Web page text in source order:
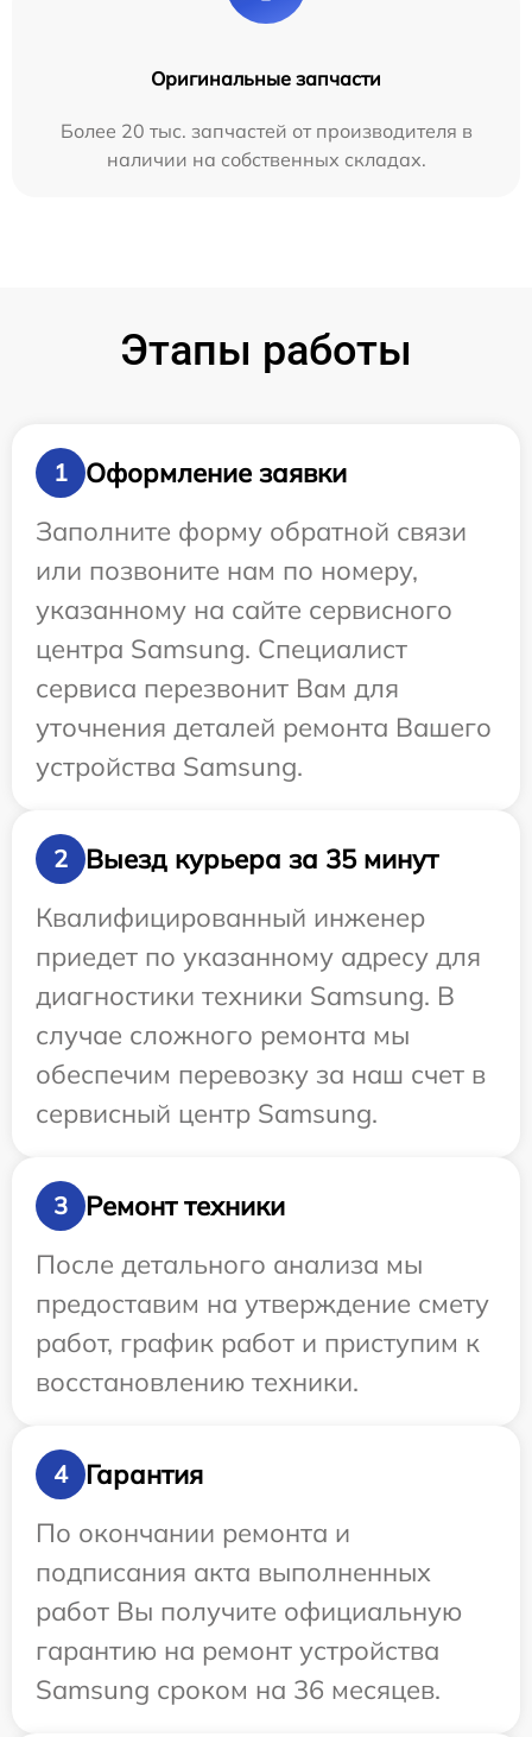
Оригинальные запчасти
Более 20 тыс. запчастей от производителя в
наличии на собственных складах.
Этапы работы
1
Оформление заявки
Заполните форму обратной связи
или позвоните нам по номеру,
указанному на сайте сервисного
центра Samsung. Специалист
сервиса перезвонит Вам для
уточнения деталей ремонта Вашего
устройства Samsung.
2
Выезд курьера за 35 минут
Квалифицированный инженер
приедет по указанному адресу для
диагностики техники Samsung. В
случае сложного ремонта мы
обеспечим перевозку за наш счет в
сервисный центр Samsung.
3
Ремонт техники
После детального анализа мы
предоставим на утверждение смету
работ, график работ и приступим к
восстановлению техники.
4
Гарантия
По окончании ремонта и
подписания акта выполненных
работ Вы получите официальную
гарантию на ремонт устройства
Samsung сроком на 36 месяцев.